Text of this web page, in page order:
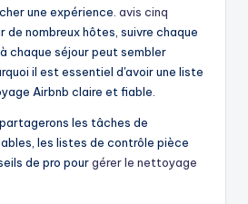
une expérience. avis cinq
de nombreux hôtes, suivre chaque
chaque séjour peut sembler
il est essentiel d'avoir une liste
Airbnb claire et fiable.
les tâches de
les listes de contrôle pièce
de pro pourgérer le nettoyage